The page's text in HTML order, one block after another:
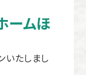
ームほ
いたしまし